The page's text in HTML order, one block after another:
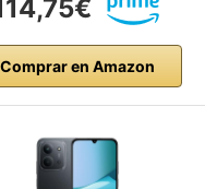
Comprar en Amazon